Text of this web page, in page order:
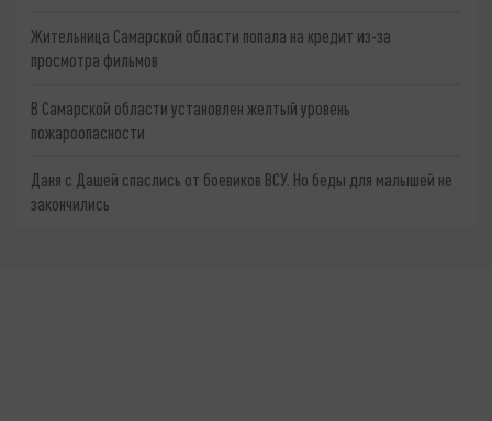
Жительница Самарской области попала на кредит из-за
просмотра фильмов
В Самарской области установлен желтый уровень
пожароопасности
Даня с Дашей спаслись от боевиков ВСУ. Но беды для малышей не
закончились